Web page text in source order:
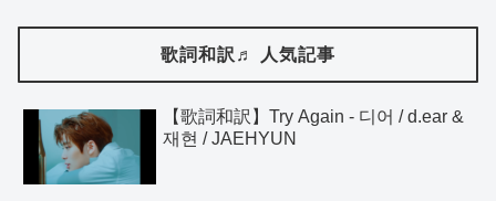
歌詞和訳♬ 人気記事
【歌詞和訳】Try Again - 디어 / d.ear &
재현 / JAEHYUN